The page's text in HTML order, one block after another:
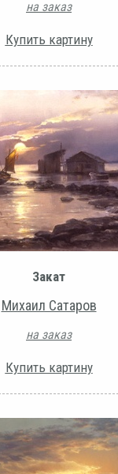
на заказ
Купить картину
Закат
Михаил Сатаров
на заказ
Купить картину